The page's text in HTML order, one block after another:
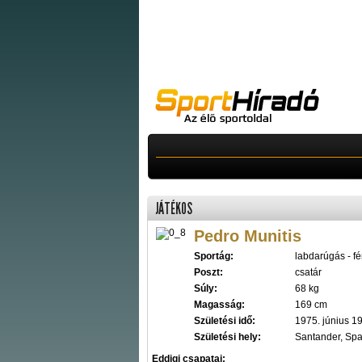
JÁTÉKOS
Pedro Munitis
Sportág:
labdarúgás -
Poszt:
csatár
Súly:
68 kg
Magasság:
169 cm
Születési idő:
1975. június
Születési hely:
Santander,
Eddigi csapatai: